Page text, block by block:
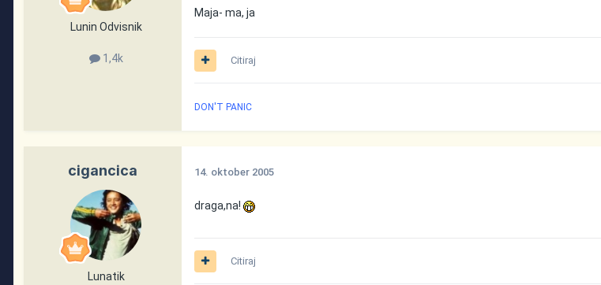
Lunin Odvisnik
1,4k
Maja- ma, ja
Citiraj
DON'T PANIC
cigancica
Lunatik
14. oktober 2005
draga,na!
Citiraj